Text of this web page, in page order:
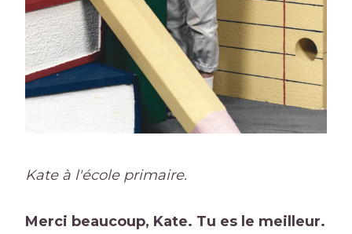
Kate à l'école primaire.
Merci beaucoup, Kate. Tu es le meilleur.